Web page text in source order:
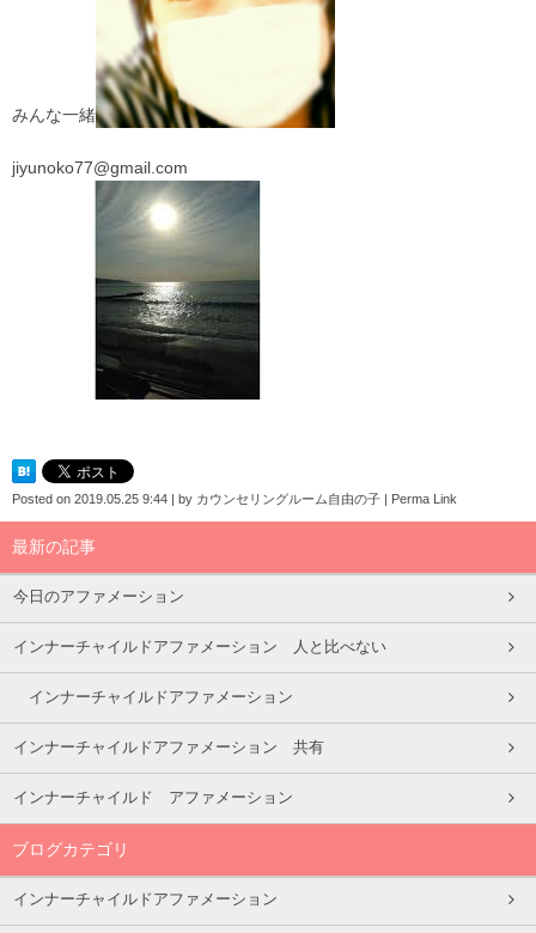
みんな一緒
jiyunoko77@gmail.com
Posted on 2019.05.25 9:44 | by カウンセリングルーム自由の子 | Perma Link
最新の記事
今日のアファメーション
インナーチャイルドアファメーション 人と比べない
インナーチャイルドアファメーション
インナーチャイルドアファメーション 共有
インナーチャイルド アファメーション
ブログカテゴリ
インナーチャイルドアファメーション